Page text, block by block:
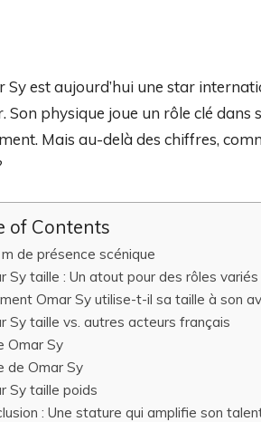
Sy est aujourd’hui une star
Son physique joue un rôle clé dans
Mais au-delà des chiffres,
of Contents
de présence scénique
Sy taille : Un atout pour des rôles variés
Omar Sy utilise-t-il sa taille à son
Sy taille vs. autres acteurs français
Omar Sy
de Omar Sy
Sy taille poids
: Une stature qui amplifie son